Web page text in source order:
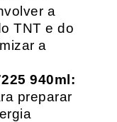
a
TNT e do
a
940ml:
preparar